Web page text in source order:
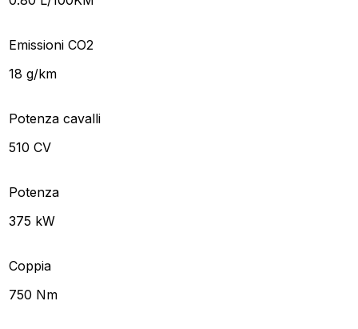
Emissioni CO2
18 g/km
Potenza cavalli
510 CV
Potenza
375 kW
Coppia
750 Nm